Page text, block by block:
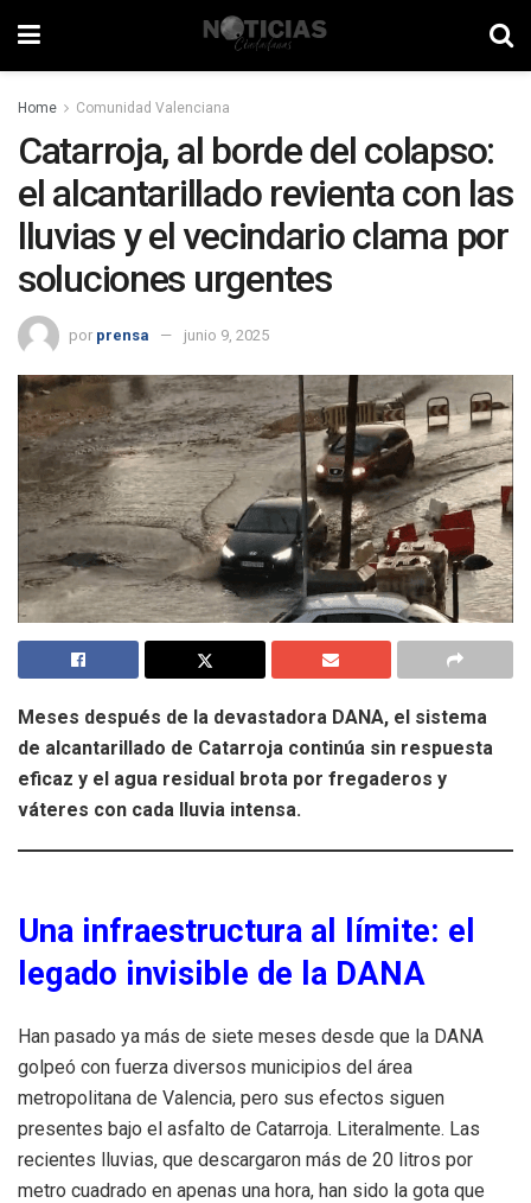
Home Comunidad Valenciana
Catarroja, al borde del colapso:
el alcantarillado revienta con las
lluvias y el vecindario clama por
soluciones urgentes
por prensa junio 9, 2025
Meses después de la devastadora DANA, el sistema
de alcantarillado de Catarroja continúa sin respuesta
eficaz y el agua residual brota por fregaderos y
váteres con cada lluvia intensa.
Una infraestructura al límite: el
legado invisible de la DANA
Han pasado ya más de siete meses desde que la DANA
golpeó con fuerza diversos municipios del área
metropolitana de Valencia, pero sus efectos siguen
presentes bajo el asfalto de Catarroja. Literalmente. Las
recientes lluvias, que descargaron más de 20 litros por
metro cuadrado en apenas una hora, han sido la gota que